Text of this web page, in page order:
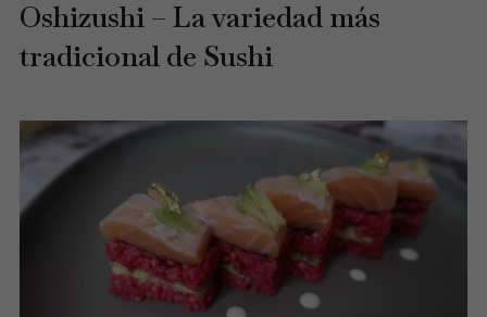
Oshizushi – La variedad más
tradicional de Sushi